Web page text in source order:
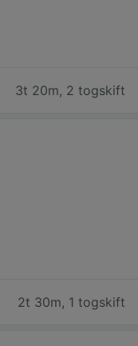
3t 20m, 2 togskift
2t 30m, 1 togskift